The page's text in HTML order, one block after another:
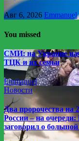
Авг 6, 2026 Emmanuel
You missed
СМИ: на Украине
ТЦК и их семьи
Emmanuel
Новости
Два пророчества на
России – на
заговорил о